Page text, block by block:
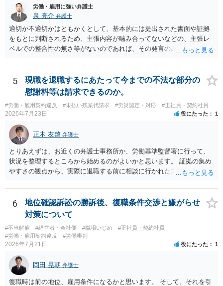
ースにする、算定根拠を明確化する、違約金ではなく「合理的な実
費・未回収費用のみ」に限定する、などが典型です。 ・弁護士に契約
前に契約書の内容をレビューしてもらう価値は十分にあると思われま
す。 争点は、契約類型が雇用か業務委託か、実態として労働者性があ
るか、解除事由が双方にどう定められているか、違約金の算定根拠が
合理的か、という複数論点に分かれます。契約前なら、交渉のパワー
バランスの問題もありますが、修正余地があるうえ、後から争うより
コストを抑えやすいので、資料等を持参の上弁護士に確認されること
をお勧めします。 ・事務所側の解除でも、解除理由によってはタレン
ト側に損害賠償が発生する建付けになっていることはあります。ただ
し、事務所側が一方的に解除したのにタレントへ違約金を課す設計
は、合理性や対価性を欠くとして争いやすいです。逆に、タレント側
の重大な契約違反がある場合は、実損害の範囲で請求される可能性は
あります。
労働・雇用に強い弁護士
泉 亮介 弁護士
適切か不適切かはともかくとして、基本的には提出された書面や証拠
をもとに判断されるため、主張内容が噛み合ってないなどの、主張レ
ベルでの整合性の無さ等がないのであれば、その発言のみで大きく不
5
現職を退職するにあたって今までの不法な部分の
慰謝料等は請求できるのか。
#労働・雇用契約違反 #未払い残業代請求 #労災認定・対応 #正社員・契約社員
2026年7月23日 役にたった 1
正木 友啓 弁護士
とりあえずは、お近くの弁護士事務所か、労働基準監督署に行って、
状況を整理するところから始めるのがよいかと思います。 証拠の集め
やすさの観点から、実際に退職する前に相談に行かれた方がよいかと
6
地位確認訴訟の勝訴後、復職条件交渉と嫌がらせ
対策について
#不当解雇 #経営者・会社側 #職場いじめ
#正社員・契約社員
#労働・雇用契約違反
#労働審判
2026年7月21日 役にたった 1
岡田 晃朝 弁護士
復職時は前の地位、雇用条件になるかと思います。 そして、それを引